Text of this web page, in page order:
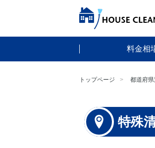
料金相
トップページ 都道府
特殊